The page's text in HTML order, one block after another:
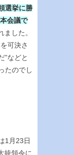
選挙に勝
会議で
ました。
可決さ
”などと
たのでし
1月23日
統領令に